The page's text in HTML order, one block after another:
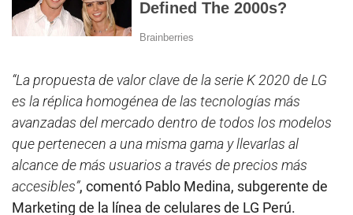
“La propuesta de valor clave de la serie K 2020 de LG
es la réplica homogénea de las tecnologías más
avanzadas del mercado dentro de todos los modelos
que pertenecen a una misma gama y llevarlas al
alcance de más usuarios a través de precios más
accesibles”, comentó Pablo Medina, subgerente de
Marketing de la línea de celulares de LG Perú.